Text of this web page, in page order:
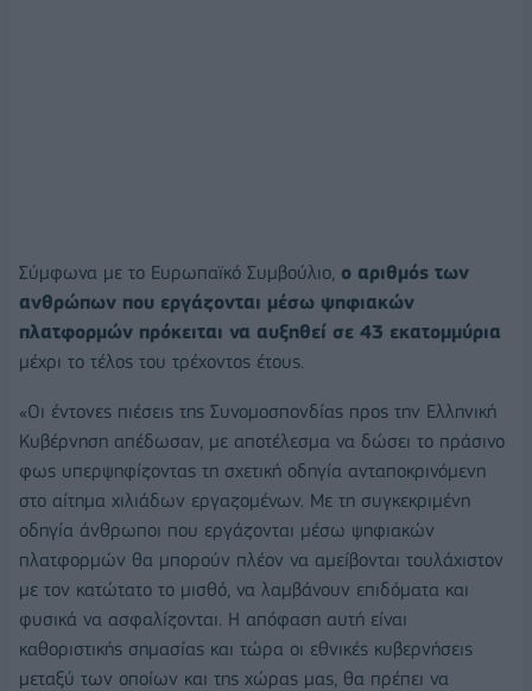
Σύμφωνα με το Ευρωπαϊκό Συμβούλιο, ο αριθμός των
ανθρώπων που εργάζονται μέσω ψηφιακών
πλατφορμών πρόκειται να αυξηθεί σε 43 εκατομμύρια
μέχρι το τέλος του τρέχοντος έτους.
«Οι έντονες πιέσεις της Συνομοσπονδίας προς την Ελληνική
Κυβέρνηση απέδωσαν, με αποτέλεσμα να δώσει το πράσινο
φως υπερψηφίζοντας τη σχετική οδηγία ανταποκρινόμενη
στο αίτημα χιλιάδων εργαζομένων. Με τη συγκεκριμένη
οδηγία άνθρωποι που εργάζονται μέσω ψηφιακών
πλατφορμών θα μπορούν πλέον να αμείβονται τουλάχιστον
με τον κατώτατο το μισθό, να λαμβάνουν επιδόματα και
φυσικά να ασφαλίζονται. Η απόφαση αυτή είναι
καθοριστικής σημασίας και τώρα οι εθνικές κυβερνήσεις
μεταξύ των οποίων και της χώρας μας, θα πρέπει να